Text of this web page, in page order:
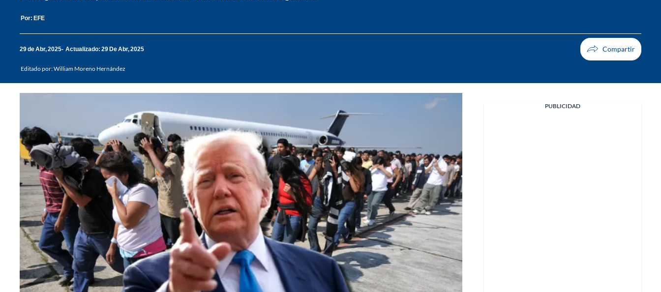
Por: EFE
29 de Abr, 2025 Actualizado: 29 De Abr, 2025
Editado por:William Moreno Hernández
PUBLICIDAD